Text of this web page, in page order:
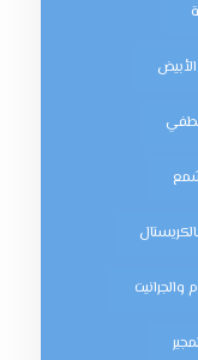
والجرانيت